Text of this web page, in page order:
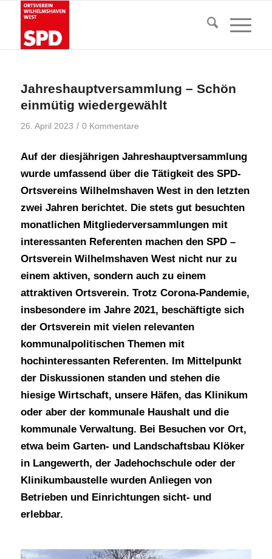
Jahreshauptversammlung – Schön
einmütig wiedergewählt
26. April 2023 / 0 Kommentare
Auf der diesjährigen Jahreshauptversammlung
wurde umfassend über die Tätigkeit des SPD-
Ortsvereins Wilhelmshaven West in den letzten
zwei Jahren berichtet. Die stets gut besuchten
monatlichen Mitgliederversammlungen mit
interessanten Referenten machen den SPD –
Ortsverein Wilhelmshaven West nicht nur zu
einem aktiven, sondern auch zu einem
attraktiven Ortsverein. Trotz Corona-Pandemie,
insbesondere im Jahre 2021, beschäftigte sich
der Ortsverein mit vielen relevanten
kommunalpolitischen Themen mit
hochinteressanten Referenten. Im Mittelpunkt
der Diskussionen standen und stehen die
hiesige Wirtschaft, unsere Häfen, das Klinikum
oder aber der kommunale Haushalt und die
kommunale Verwaltung. Bei Besuchen vor Ort,
etwa beim Garten- und Landschaftsbau Klöker
in Langewerth, der Jadehochschule oder der
Klinikumbaustelle wurden Anliegen von
Betrieben und Einrichtungen sicht- und
erlebbar.